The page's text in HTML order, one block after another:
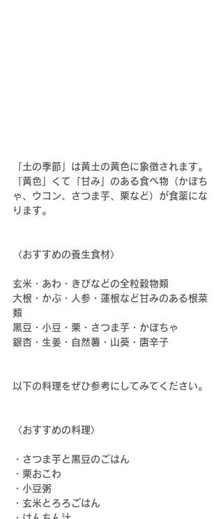
「土の季節」は黄土の黄色に象徴されます。
「黄色」くて「甘み」のある食べ物（かぼち
ゃ、ウコン、さつま芋、栗など）が食薬にな
ります。
〈おすすめの養生食材〉
玄米・あわ・きびなどの全粒穀物類
大根・かぶ・人参・蓮根など甘みのある根菜
類
黒豆・小豆・栗・さつま芋・かぼちゃ
銀杏・生姜・自然薯・山葵・唐辛子
以下の料理をぜひ参考にしてみてください。
〈おすすめの料理〉
・さつま芋と黒豆のごはん
・栗おこわ
・小豆粥
・玄米とろろごはん